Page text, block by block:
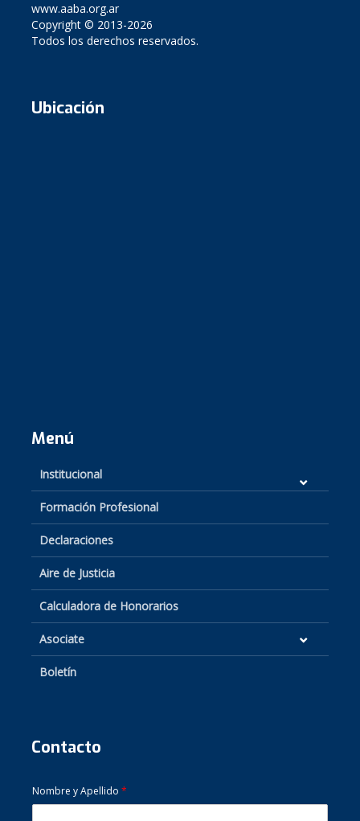
www.aaba.org.ar
Copyright © 2013-2026
Todos los derechos reservados.
Ubicación
Menú
Institucional
Formación Profesional
Declaraciones
Aire de Justicia
Calculadora de Honorarios
Asociate
Boletín
Contacto
Nombre y Apellido *